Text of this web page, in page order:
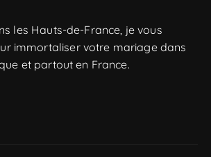
les Hauts-de-France, je vous
immortaliser votre mariage dans
et partout en France.